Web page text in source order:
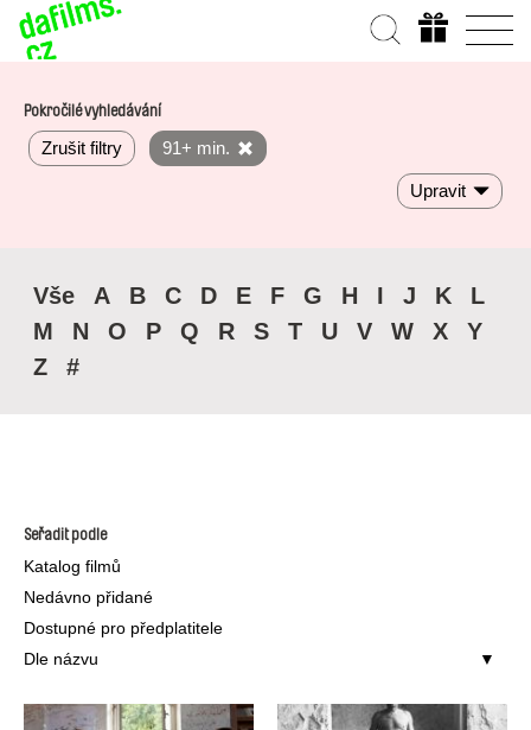
Pokročilé vyhledávání
Zrušit filtry 91+ min.
Upravit
Vše A B C D E F G H I J K
L
M
N O P Q R S T U V W X
Y
Z
#
Seřadit podle
Katalog filmů
Nedávno přidané
Dostupné pro předplatitele
Dle názvu